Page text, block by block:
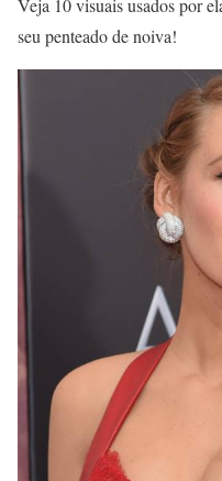
Veja 10 visuais usados por
seu penteado de noiva!